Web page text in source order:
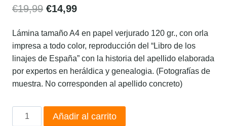
€19,99 €14,99
Lámina tamaño A4 en papel verjurado 120 gr., con orla
impresa a todo color, reproducción del “Libro de los
linajes de España” con la historia del apellido elaborada
por expertos en heráldica y genealogia. (Fotografías de
muestra. No corresponden al apellido concreto)
Añadir al carrito